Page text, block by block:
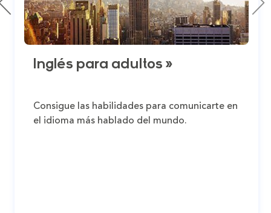
Inglés para adultos »
Consigue las habilidades para comunicarte en
el idioma más hablado del mundo.